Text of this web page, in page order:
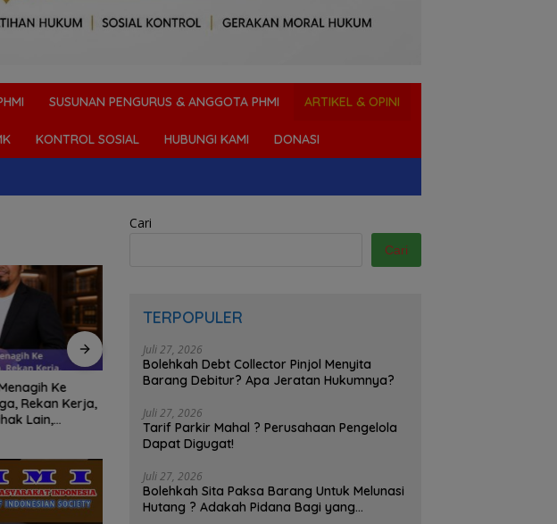
SUSUNAN PENGURUS & ANGGOTA PHMI ARTIKEL & OPINI
KONTROL SOSIAL HUBUNGI KAMI DONASI
Ke
Rekan Kerja,
Lain,
Suami Memberikan Uang Atau
Dikenakan Pidana Penjara 4
Tahun!
Digusur Berdagang di Tanah
Perampasan Hak dan
Perbuatan Melawan Hukum,
Cari
Cari
TERPOPULER
Juli 27, 2026
Bolehkah Debt Collector Pinjol Menyita
Barang Debitur? Apa Jeratan Hukumnya?
Juli 27, 2026
Tarif Parkir Mahal ? Perusahaan Pengelola
Dapat Digugat!
Juli 27, 2026
Bolehkah Sita Paksa Barang Untuk Melunasi
Hutang ? Adakah Pidana Bagi yang